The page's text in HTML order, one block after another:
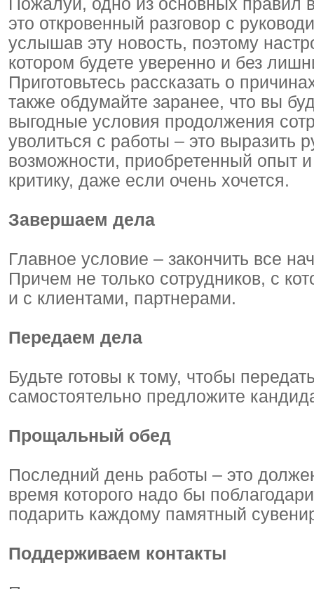
Пожалуй, одно из основных правил
это откровенный разговор с
услышав эту новость, поэтому
котором будете уверенно и без
Приготовьтесь рассказать о
также обдумайте заранее, что вы
выгодные условия продолжения
уволиться с работы – это выразить
возможности, приобретенный опыт
критику, даже если очень хочется.
Завершаем дела
Главное условие – закончить все
Причем не только сотрудников, с
и с клиентами, партнерами.
Передаем дела
Будьте готовы к тому, чтобы
самостоятельно предложите
Прощальный обед
Последний день работы – это
время которого надо бы
подарить каждому памятный
Поддерживаем контакты